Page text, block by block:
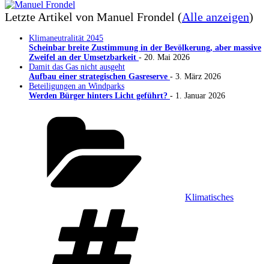
Letzte Artikel von Manuel Frondel (Alle anzeigen)
Klimaneutralität 2045
Scheinbar breite Zustimmung in der Bevölkerung, aber massive
Zweifel an der Umsetzbarkeit - 20. Mai 2026
Damit das Gas nicht ausgeht
Aufbau einer strategischen Gasreserve - 3. März 2026
Beteiligungen an Windparks
Werden Bürger hinters Licht geführt? - 1. Januar 2026
Klimatisches